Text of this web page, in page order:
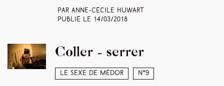
Par Anne-Cécile Huwart
Publié le 14/03/2018
Le sexe de Médor N°9
Coller - serrer